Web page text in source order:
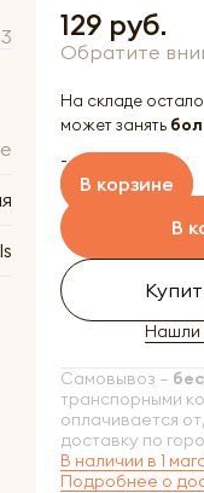
129 руб.
Обратите
На складе
может занять
-
В корзине
В
Нашли
Самовывоз –
транспорными
оплачивается
доставку по
В наличии в 1
Подробнее о